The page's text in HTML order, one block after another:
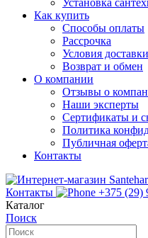
Установка
Как купить
Способы оплаты
Рассрочка
Условия доставки
Возврат и обмен
О компании
Отзывы о
Наши эксперты
Сертификаты и
Политика
Публичная
Контакты
Контакты +375 (29)
Каталог
Поиск